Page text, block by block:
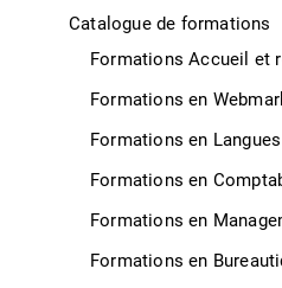
Catalogue de formations
Formations Accueil et
Formations en
Formations en
Formations en
Formations en
Formations en
Pourquoi choisir
réglementaire du CSE
Maîtriser les rôles et